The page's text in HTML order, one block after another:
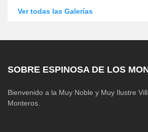
Ver todas las Galerías
SOBRE ESPINOSA DE LOS
Bienvenido a la Muy Noble y Muy Ilustre
Monteros.